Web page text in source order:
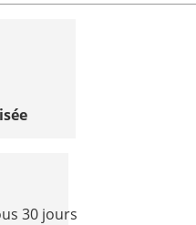
30 jours